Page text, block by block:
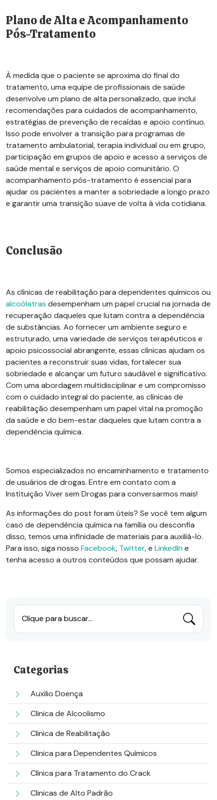
Plano de Alta e Acompanhamento
Pós-Tratamento
À medida que o paciente se aproxima do final do
tratamento, uma equipe de profissionais de saúde
desenvolve um plano de alta personalizado, que inclui
recomendações para cuidados de acompanhamento,
estratégias de prevenção de recaídas e apoio contínuo.
Isso pode envolver a transição para programas de
tratamento ambulatorial, terapia individual ou em grupo,
participação em grupos de apoio e acesso a serviços de
saúde mental e serviços de apoio comunitário. O
acompanhamento pós-tratamento é essencial para
ajudar os pacientes a manter a sobriedade a longo prazo
e garantir uma transição suave de volta à vida cotidiana.
Conclusão
As clínicas de reabilitação para dependentes químicos ou
alcoólatras desempenham um papel crucial na jornada de
recuperação daqueles que lutam contra a dependência
de substâncias. Ao fornecer um ambiente seguro e
estruturado, uma variedade de serviços terapêuticos e
apoio psicossocial abrangente, essas clínicas ajudam os
pacientes a reconstruir suas vidas, fortalecer sua
sobriedade e alcançar um futuro saudável e significativo.
Com uma abordagem multidisciplinar e um compromisso
com o cuidado integral do paciente, as clínicas de
reabilitação desempenham um papel vital na promoção
da saúde e do bem-estar daqueles que lutam contra a
dependência química.
Somos especializados no encaminhamento e tratamento
de usuários de drogas. Entre em contato com a
Instituição Viver sem Drogas para conversarmos mais!
As informações do post foram úteis? Se você tem algum
caso de dependência química na família ou desconfia
disso, temos uma infinidade de materiais para auxiliá-lo.
Para isso, siga nosso Facebook, Twitter, e LinkedIne
tenha acesso a outros conteúdos que possam ajudar.
Clique para buscar...
Categorias
Auxilio Doença
Clinica de Alcoolismo
Clinica de Reabilitação
Clinica para Dependentes Químicos
Clínica para Tratamento do Crack
Clinicas de Alto Padrão